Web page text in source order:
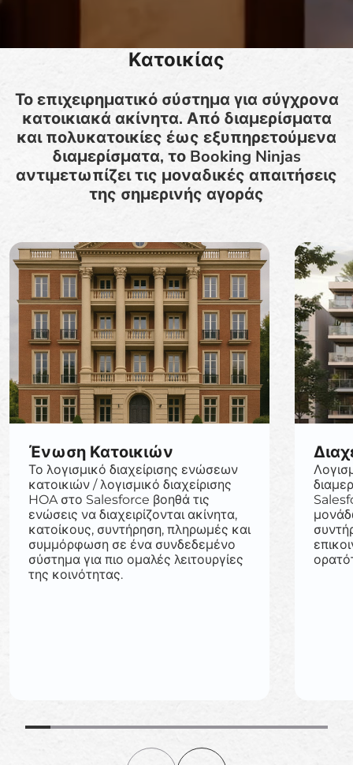
Κατοικίας
Το επιχειρηματικό σύστημα για σύγχρονα
κατοικιακά ακίνητα. Από διαμερίσματα
και πολυκατοικίες έως εξυπηρετούμενα
διαμερίσματα, το Booking Ninjas
αντιμετωπίζει τις μοναδικές απαιτήσεις
της σημερινής αγοράς
Ένωση Κατοικιών
Το λογισμικό διαχείρισης ενώσεων
κατοικιών / λογισμικό διαχείρισης
HOA στο Salesforce βοηθά τις
ενώσεις να διαχειρίζονται ακίνητα,
κατοίκους, συντήρηση, πληρωμές και
συμμόρφωση σε ένα συνδεδεμένο
σύστημα για πιο ομαλές λειτουργίες
της κοινότητας.